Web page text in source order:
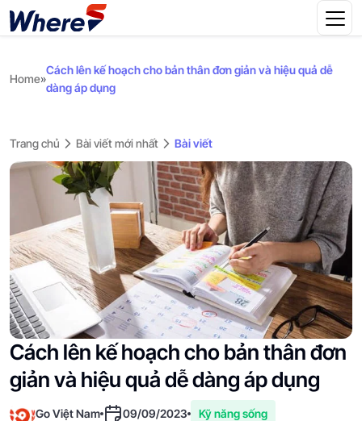
Home»
Cách lên kế hoạch cho bản thân đơn giản và hiệu quả dễ
dàng áp dụng
Trang chủ Bài viết mới nhất Bài viết
Cách lên kế hoạch cho bản thân đơn
giản và hiệu quả dễ dàng áp dụng
Go Việt Nam 09/09/2023 Kỹ năng sống